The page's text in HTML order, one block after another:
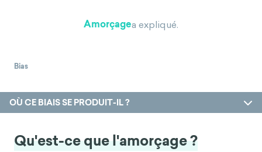
Amorçagea expliqué.
Bias
OÙ CE BIAIS SE PRODUIT-IL ?
Qu'est-ce que l'amorçage ?